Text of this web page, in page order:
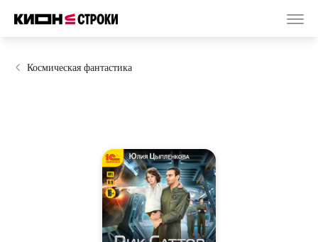
Космическая фантастика